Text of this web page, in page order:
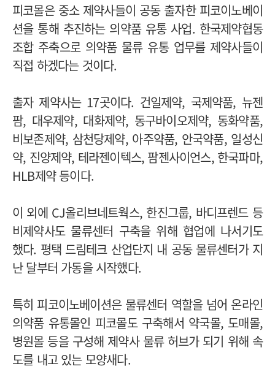
피코몰은 중소 제약사들이 공동 출자한 피코이노베이
션을 통해 추진하는 의약품 유통 사업. 한국제약협동
조합 주축으로 의약품 물류 유통 업무를 제약사들이
직접 하겠다는 것이다.
출자 제약사는 17곳이다. 건일제약, 국제약품, 뉴젠
팜, 대우제약, 대화제약, 동구바이오제약, 동화약품,
비보존제약, 삼천당제약, 아주약품, 안국약품, 일성신
약, 진양제약, 테라젠이텍스, 팜젠사이언스, 한국파마,
HLB제약 등이다.
이 외에 CJ올리브네트웍스, 한진그룹, 바디프렌드 등
비제약사도 물류센터 구축을 위해 협업에 나서기도
했다. 평택 드림테크 산업단지 내 공동 물류센터가 지
난 달부터 가동을 시작했다.
특히 피코이노베이션은 물류센터 역할을 넘어 온라인
의약품 유통몰인 피코몰도 구축해서 약국몰, 도매몰,
병원몰 등을 구성해 제약사 물류 허브가 되기 위해 속
도를 내고 있는 모양새다.